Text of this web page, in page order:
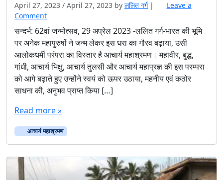
April 27, 2023 / April 27, 2023 by ललित गर्ग |
Leave a
Comment
सन्दर्भ: 62वां जन्मोत्सव, 29 अप्रेल 2023 -ललित गर्ग-भारत की भूमि
पर अनेक महापुरुषों ने जन्म लेकर इस धरा का गौरव बढ़ाया, उसी
आलोकधर्मी परंपरा का विस्तार है आचार्य महाश्रमण। महावीर, बुद्ध,
गांधी, आचार्य भिक्षु, आचार्य तुलसी और आचार्य महाप्रज्ञ की इस परम्परा
को आगे बढ़ाते हुए उन्होंने स्वयं को ऊपर उठाया, महनीय एवं कठोर
साधना की, अनुभव प्राप्त किया […]
Read more »
आचार्य महाश्रमण